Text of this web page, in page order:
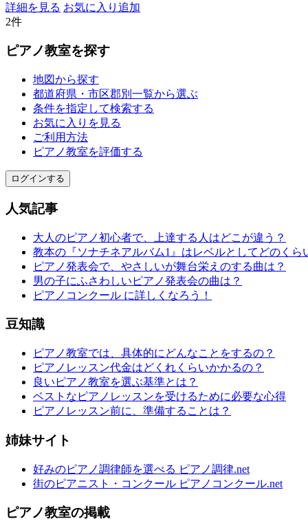
詳細を見る お気に入り追加
2件
ピアノ教室を探す
地図から探す
都道府県・市区郡別一覧から選ぶ
条件を指定して検索する
お気に入りを見る
ご利用方法
ピアノ教室を評価する
ログインする
人気記事
大人のピアノ初心者で、上達する人はどこが違う？
教本の『ソナチネアルバム1』はレベルとしてどのくら
ピアノ発表会で、やさしいが舞台栄えのする曲は？
男の子にふさわしいピアノ発表会の曲は？
ピアノコンクール に詳しくなろう！
豆知識
ピアノ教室では、具体的にどんなことをするの？
ピアノレッスン代金はどくれくらいかかるの？
良いピアノ教室を選ぶ基準とは？
ベストなピアノレッスンを受けるために必要な心得
ピアノレッスン前に、準備することは？
姉妹サイト
好みのピアノ調律師を選べる ピアノ調律.net
街のピアニスト・コンクール ピアノコンクール.net
ピアノ教室の掲載